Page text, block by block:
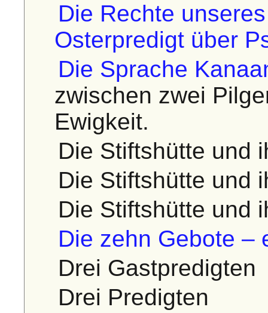
Die Rechte
Osterpredigt über
Die Sprache
zwischen zwei
Ewigkeit.
Die Stiftshütte und
Die Stiftshütte und
Die Stiftshütte und
Die zehn Gebote –
Drei Gastpredigten
Drei Predigten